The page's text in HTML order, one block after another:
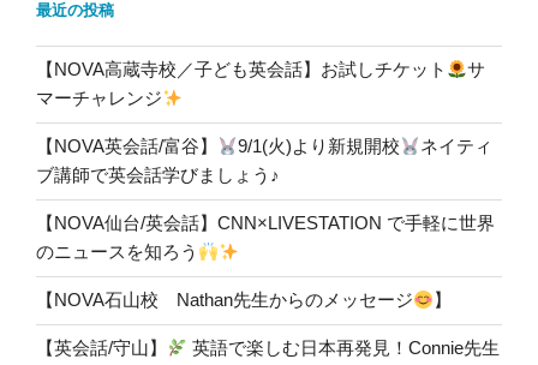
最近の投稿
【NOVA高蔵寺校／子ども英会話】お試しチケット
サ
マーチャレンジ
【NOVA英会話/富谷】 9/1(火)より新規開校
ネイティ
ブ講師で英会話学びましょう♪
【NOVA仙台/英会話】CNN×LIVESTATION で手軽に世界
のニュースを知ろう
【NOVA石山校 Nathan先生からのメッセージ 】
【英会話/守山】
英語で楽しむ日本再発見！Connie先生